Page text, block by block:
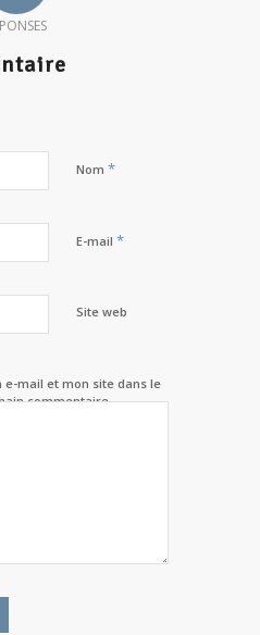
Nom *
E-mail *
Site web
mail et mon site dans le
commentaire.